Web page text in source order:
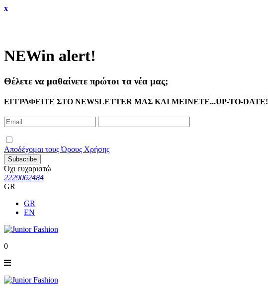
x
NEWin alert!
Θέλετε να μαθαίνετε πρώτοι τα νέα μας;
ΕΓΓΡΑΦΕΙΤΕ ΣΤΟ NEWSLETTER ΜΑΣ ΚΑΙ ΜΕΙΝΕΤΕ...UP-TO-DATE!
Αποδέχομαι τους Όρους Χρήσης
Subscribe
Όχι ευχαριστώ
2229062484
GR
GR
EN
0